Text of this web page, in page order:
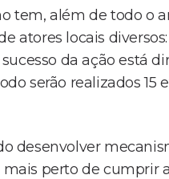
tem, além de todo o
atores locais
da ação está
serão realizados 15
desenvolver
perto de cumprir